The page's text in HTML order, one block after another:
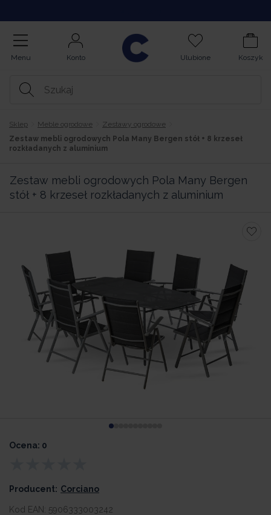
Menu Konto Ulubione Koszyk
Sklep Meble ogrodowe
Zestawy ogrodowe
Zestaw mebli ogrodowych Pola Many Bergen stół + 8 krzeseł
rozkładanych z aluminium
Zestaw mebli ogrodowych Pola Many Bergen
stół + 8 krzeseł rozkładanych z aluminium
Ocena: 0
Producent: Corciano
Kod EAN: 5906333003242